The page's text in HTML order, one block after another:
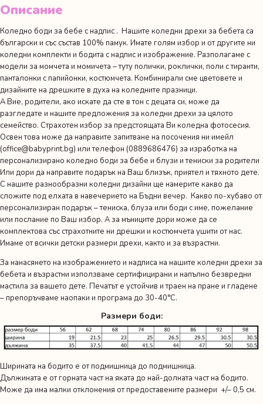
Описание
Коледно боди за бебе с надпис . Нашите коледни дрехи за бебета са
български и със състав 100% памук. Имате голям избор и от другите ни
коледни комплекти и бодита с надпис и изображение. Разполагаме с
модели за момчета и момичета – туту полички, роклички, поли с тиранти,
панталонки с папийонки, костюмчета. Комбинирали сме цветовете и
дизайните на дрешките в духа на коледните празници.
А Вие, родители, ако искате да сте в тон с децата си, може да
разгледате и нашите предложения за коледни дрехи за цялото
семейство. Страхотен избор за предстоящата Ви коледна фотосесия.
Освен това може да направите запитване на посочения ни имейл
(office@babyprint.bg) или телефон (0889686476) за изработка на
персонализирано коледно боди за бебе и блузи и тениски за родители
Или дори да направите подарък на Ваш близък, приятел и тяхното дете.
С нашите разнообразни коледни дизайни ще намерите какво да
сложите под елхата в навечерието на Бъдни вечер. Какво по-хубаво от
персонализиран подарък – тениска, блуза или боди с име, пожелание
или послание по Ваш избор. А за мъниците дори може да се
комплектова със страхотните ни дрешки и костюмчета ушити от нас.
Имаме от всички детски размери дрехи, както и за възрастни.
За нанасянето на изображението и надписа на нашите коледни дрехи за
бебета и възрастни използваме сертифицирани и напълно безвредни
мастила за вашето дете. Печатът е устойчив и траен на пране и гладене
– препоръчваме наопаки и програма до 30-40°C.
Размери боди:
Ширината на бодито е от подмишница до подмишница.
Дължината е от горната част на яката до най-долната част на бодито.
Може да има малки отклонения от предоставените размери +/– 0,5 см.